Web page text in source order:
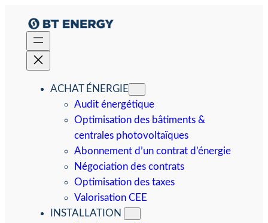
contenu
ACHAT ÉNERGIE
Audit énergétique
Optimisation des bâtiments &
centrales photovoltaïques
Abonnement d’un contrat d’énergie
Négociation des contrats
Optimisation des taxes
Valorisation CEE
INSTALLATION